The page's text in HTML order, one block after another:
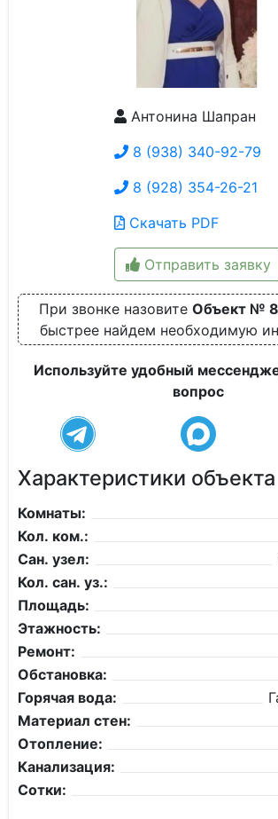
Антонина Шапран
8 (938) 340-92-79
8 (928) 354-26-21
Скачать PDF
Отправить заявку
При звонке назовите Объект №
быстрее найдем необходимую
Используйте удобный
вопрос
Характеристики объекта
Комнаты:
Кол. ком.:
Сан. узел:
Кол. сан. уз.:
Площадь:
Этажность:
Ремонт:
Обстановка:
Горячая вода:
Материал стен:
Отопление:
Канализация:
Сотки: